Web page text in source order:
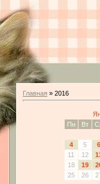
Главная » 2016
Пн
Вт
4 5
6
11
12
18
19
25
26